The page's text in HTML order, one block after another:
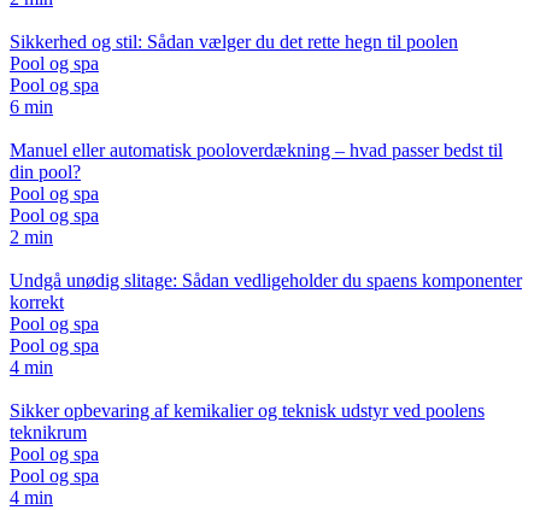
Sikkerhed og stil: Sådan vælger du det rette hegn til poolen
Pool og spa
Pool og spa
6 min
Manuel eller automatisk pooloverdækning – hvad passer bedst til
din pool?
Pool og spa
Pool og spa
2 min
Undgå unødig slitage: Sådan vedligeholder du spaens komponenter
korrekt
Pool og spa
Pool og spa
4 min
Sikker opbevaring af kemikalier og teknisk udstyr ved poolens
teknikrum
Pool og spa
Pool og spa
4 min